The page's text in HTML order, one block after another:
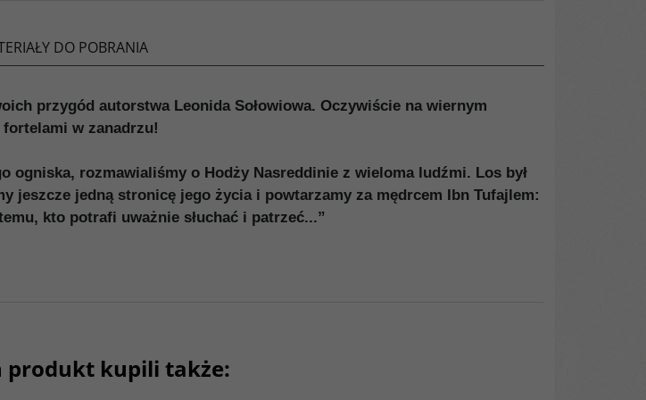
ę
DO POBRANIA
przygód autorstwa Leonida Sołowiowa. Oczywiście na wiernym
w zanadrzu!
ogniska, rozmawialiśmy o Hodży Nasreddinie z wieloma ludźmi. Los był
jeszcze jedną stronicę jego życia i powtarzamy za mędrcem Ibn Tufajlem:
kto potrafi uważnie słuchać i patrzeć...”
produkt kupili także: